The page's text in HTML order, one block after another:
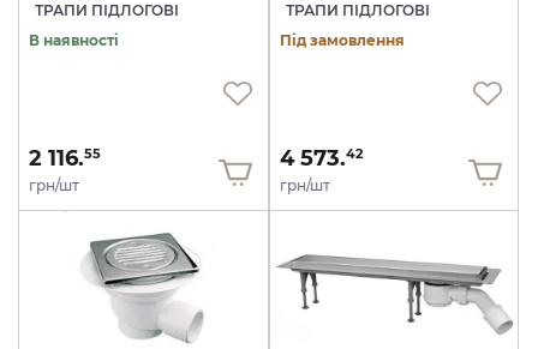
ТРАПИ ПІДЛОГОВІ
В наявності
2 116.55
грн/шт
ТРАПИ ПІДЛОГОВІ
Під замовлення
4 573.42
грн/шт